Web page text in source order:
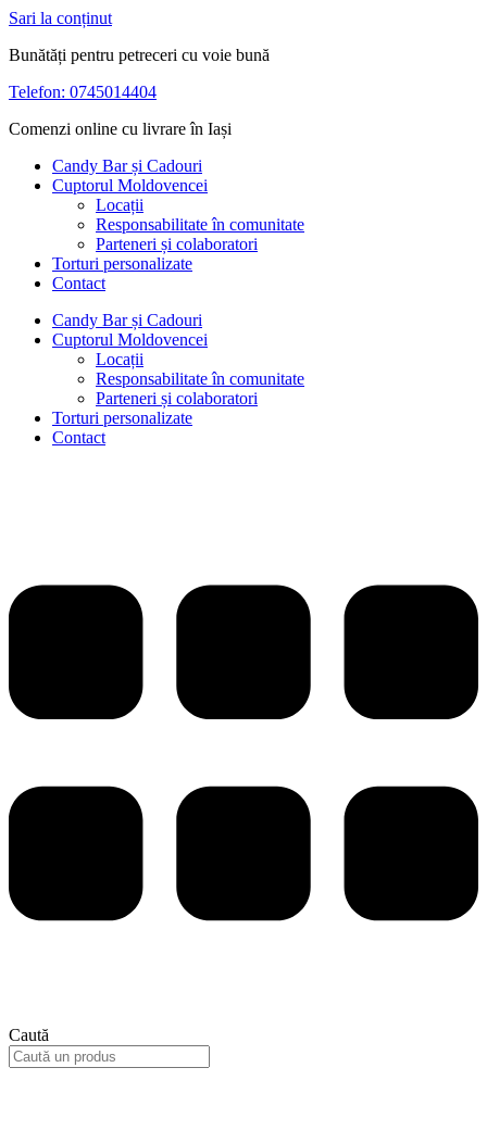
Sari la conținut
Bunătăți pentru petreceri cu voie bună
Telefon: 0745014404
Comenzi online cu livrare în Iași
Candy Bar și Cadouri
Cuptorul Moldovencei
Locații
Responsabilitate în comunitate
Parteneri și colaboratori
Torturi personalizate
Contact
Candy Bar și Cadouri
Cuptorul Moldovencei
Locații
Responsabilitate în comunitate
Parteneri și colaboratori
Torturi personalizate
Contact
Caută